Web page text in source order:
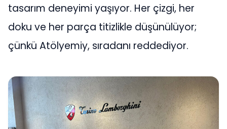
tasarım deneyimi yaşıyor. Her çizgi, her
doku ve her parça titizlikle düşünülüyor;
çünkü Atölyemiy, sıradanı reddediyor.